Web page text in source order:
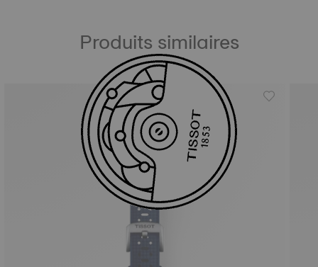
Produits similaires